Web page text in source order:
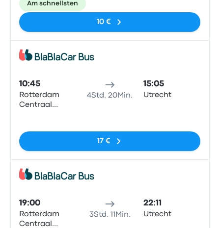
Am schnellsten
10 €
10:45
Rotterdam
Centraal
4Std. 20Min.
15:05
Utrecht
17 €
19:00
Rotterdam
Centraal
3Std. 11Min.
22:11
Utrecht